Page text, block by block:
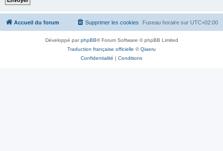
Accueil du forum Fuseau horaire sur UTC+02:00
Supprimer les cookies
Développé parphpBB® Forum Software © phpBB Limited
Traduction française officielle ©Qiaeru
Confidentialité | Conditions